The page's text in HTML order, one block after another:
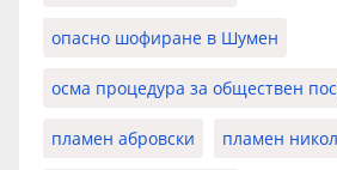
опасно шофиране в Шумен
осма процедура за обществен
пламен абровски пламен